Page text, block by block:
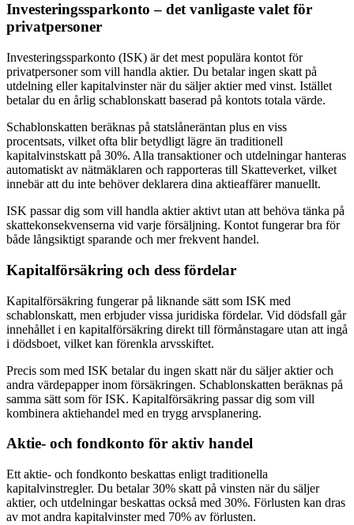
Investeringssparkonto – det vanligaste valet för
privatpersoner
Investeringssparkonto (ISK) är det mest populära kontot för
privatpersoner som vill handla aktier. Du betalar ingen skatt på
utdelning eller kapitalvinster när du säljer aktier med vinst. Istället
betalar du en årlig schablonskatt baserad på kontots totala värde.
Schablonskatten beräknas på statslåneräntan plus en viss
procentsats, vilket ofta blir betydligt lägre än traditionell
kapitalvinstskatt på 30%. Alla transaktioner och utdelningar hanteras
automatiskt av nätmäklaren och rapporteras till Skatteverket, vilket
innebär att du inte behöver deklarera dina aktieaffärer manuellt.
ISK passar dig som vill handla aktier aktivt utan att behöva tänka på
skattekonsekvenserna vid varje försäljning. Kontot fungerar bra för
både långsiktigt sparande och mer frekvent handel.
Kapitalförsäkring och dess fördelar
Kapitalförsäkring fungerar på liknande sätt som ISK med
schablonskatt, men erbjuder vissa juridiska fördelar. Vid dödsfall går
innehållet i en kapitalförsäkring direkt till förmånstagare utan att ingå
i dödsboet, vilket kan förenkla arvsskiftet.
Precis som med ISK betalar du ingen skatt när du säljer aktier och
andra värdepapper inom försäkringen. Schablonskatten beräknas på
samma sätt som för ISK. Kapitalförsäkring passar dig som vill
kombinera aktiehandel med en trygg arvsplanering.
Aktie- och fondkonto för aktiv handel
Ett aktie- och fondkonto beskattas enligt traditionella
kapitalvinstregler. Du betalar 30% skatt på vinsten när du säljer
aktier, och utdelningar beskattas också med 30%. Förlusten kan dras
av mot andra kapitalvinster med 70% av förlusten.